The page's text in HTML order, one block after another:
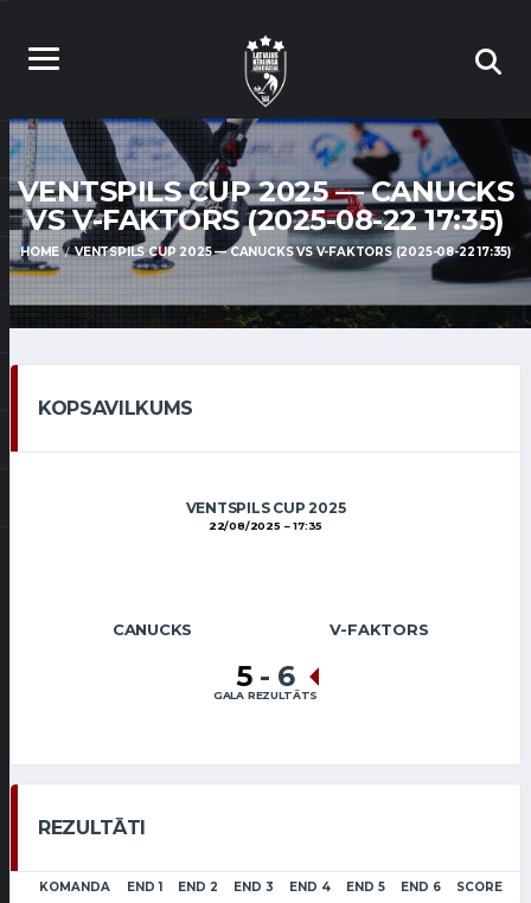
VENTSPILS CUP 2025 — CANUCKS
VS V-FAKTORS (2025-08-22 17:35)
HOME VENTSPILS CUP 2025 — CANUCKS VS V-FAKTORS (2025-08-22 17:35)
KOPSAVILKUMS
VENTSPILS CUP 2025
22/08/2025 17:35
CANUCKS V-FAKTORS
5 - 6
GALA REZULTĀTS
REZULTĀTI
KOMANDA END 1 END 2 END 3 END 4 END 5 END 6 SCORE